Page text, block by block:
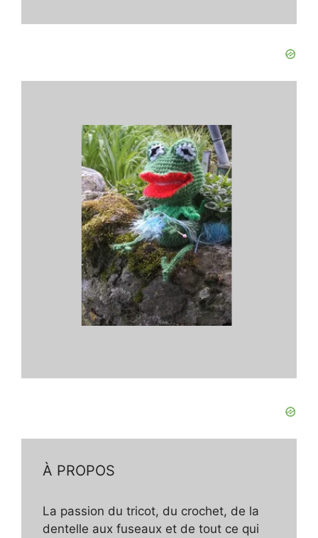
À PROPOS
La passion du tricot, du crochet, de la
dentelle aux fuseaux et de tout ce qui